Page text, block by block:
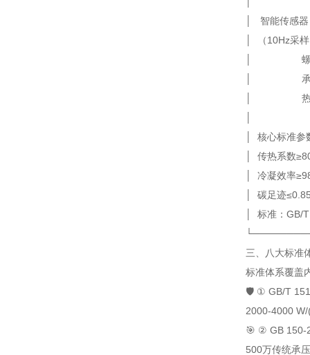
│ 智能传
│ （
│ 螺旋角
│ 承压
│ 热回收
│ 核
│ 传热系
│ 冷凝
│ 碳足迹
│ 标准：GB/
三、八大标
标准体系覆盖
🛡️ ① GB/T
2000-4000
🎯 ② GB 150-
500万传统承